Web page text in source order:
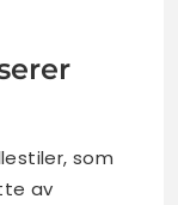
som
av